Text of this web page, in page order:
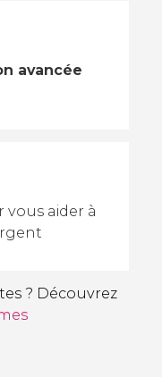
avancée
vous aider à
? Découvrez